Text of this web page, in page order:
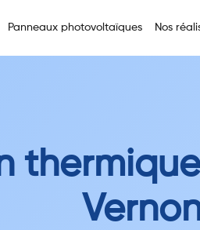
Panneaux photovoltaïques Nos